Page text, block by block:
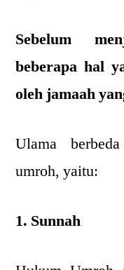
Sebelum
beberapa hal
oleh jamaah
Ulama
umroh, yaitu:
1. Sunnah